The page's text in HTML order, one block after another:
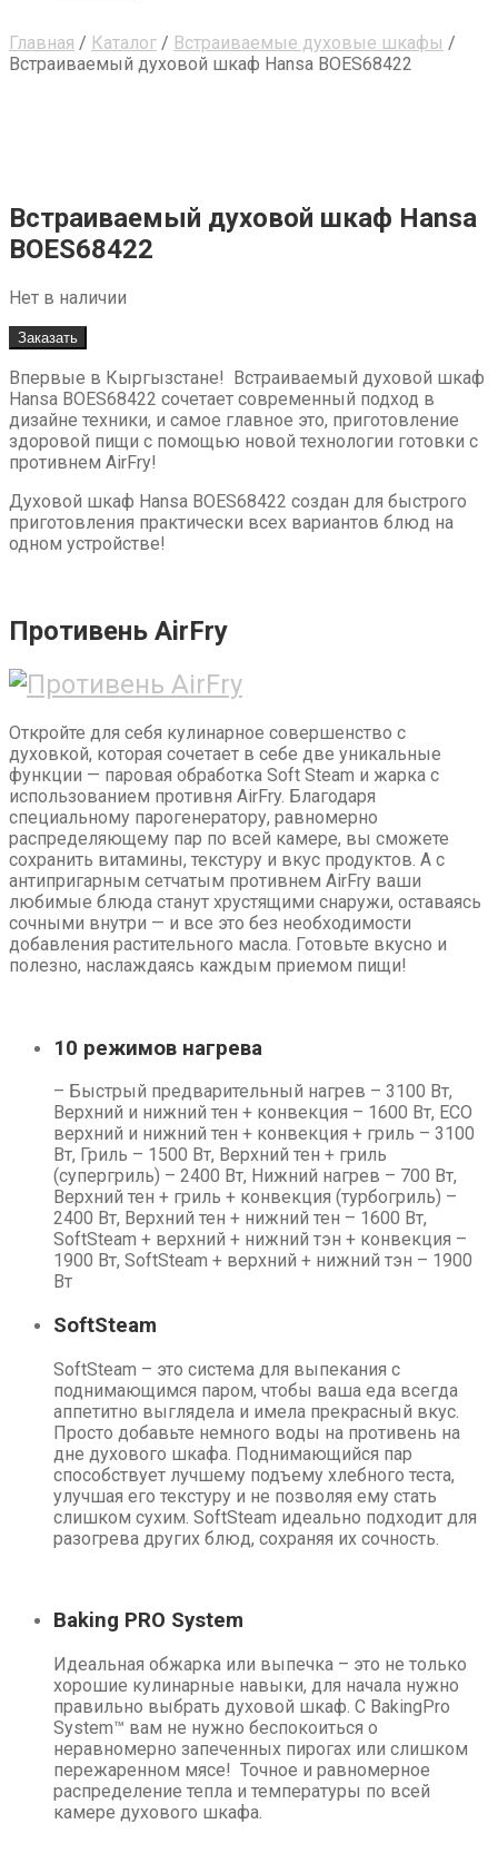
Главная / Каталог / Встраиваемые духовые шкафы /
Встраиваемый духовой шкаф Hansa BOES68422
Встраиваемый духовой шкаф Hansa
BOES68422
Нет в наличии
Заказать
Впервые в Кыргызстане! Встраиваемый духовой шкаф
Hansa BOES68422 сочетает современный подход в
дизайне техники, и самое главное это, приготовление
здоровой пищи с помощью новой технологии готовки с
противнем AirFry!
Духовой шкаф Hansa BOES68422 создан для быстрого
приготовления практически всех вариантов блюд на
одном устройстве!
Противень AirFry
Откройте для себя кулинарное совершенство с
духовкой, которая сочетает в себе две уникальные
функции — паровая обработка Soft Steam и жарка с
использованием противня AirFry. Благодаря
специальному парогенератору, равномерно
распределяющему пар по всей камере, вы сможете
сохранить витамины, текстуру и вкус продуктов. А с
антипригарным сетчатым противнем AirFry ваши
любимые блюда станут хрустящими снаружи, оставаясь
сочными внутри — и все это без необходимости
добавления растительного масла. Готовьте вкусно и
полезно, наслаждаясь каждым приемом пищи!
10 режимов нагрева
– Быстрый предварительный нагрев – 3100 Вт,
Верхний и нижний тен + конвекция – 1600 Вт, ECO
верхний и нижний тен + конвекция + гриль – 3100
Вт, Гриль – 1500 Вт, Верхний тен + гриль
(супергриль) – 2400 Вт, Нижний нагрев – 700 Вт,
Верхний тен + гриль + конвекция (турбогриль) –
2400 Вт, Верхний тен + нижний тен – 1600 Вт,
SoftSteam + верхний + нижний тэн + конвекция –
1900 Вт, SoftSteam + верхний + нижний тэн – 1900
Вт
SoftSteam
SoftSteam – это система для выпекания с
поднимающимся паром, чтобы ваша еда всегда
аппетитно выглядела и имела прекрасный вкус.
Просто добавьте немного воды на противень на
дне духового шкафа. Поднимающийся пар
способствует лучшему подъему хлебного теста,
улучшая его текстуру и не позволяя ему стать
слишком сухим. SoftSteam идеально подходит для
разогрева других блюд, сохраняя их сочность.
Baking PRO System
Идеальная обжарка или выпечка – это не только
хорошие кулинарные навыки, для начала нужно
правильно выбрать духовой шкаф. С BakingPro
System™ вам не нужно беспокоиться о
неравномерно запеченных пирогах или слишком
пережаренном мясе! Точное и равномерное
распределение тепла и температуры по всей
камере духового шкафа.